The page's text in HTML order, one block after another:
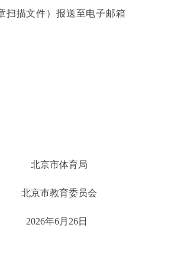
扫描文件）报送至电子邮箱
北京市体育局
北京市教育委员会
2026年6月26日